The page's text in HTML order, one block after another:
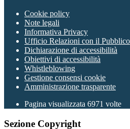
Cookie policy
Note legali
Informativa Privacy
Ufficio Relazioni con il Pubblico
Dichiarazione di accessibilità
Obiettivi di accessibilità
Whistleblowing
Gestione consensi cookie
Amministrazione trasparente
Pagina visualizzata 6971 volte
Sezione Copyright